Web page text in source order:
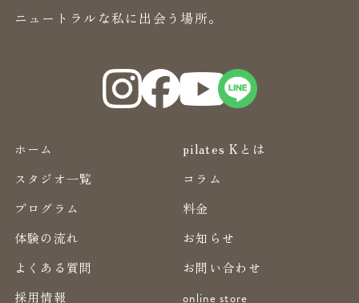
ニュートラルな私に出会う場所。
ホーム
pilates Kとは
スタジオ一覧
コラム
プログラム
料金
体験の流れ
お知らせ
よくある質問
お問い合わせ
採用情報
online store